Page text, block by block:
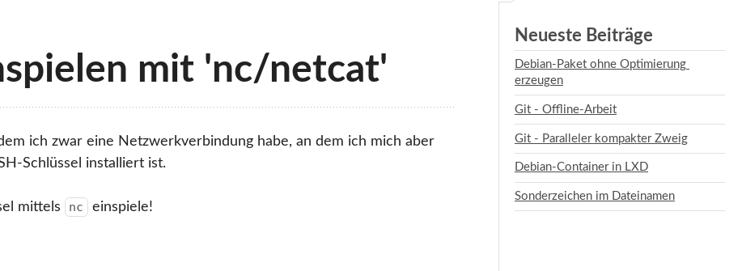
mit 'nc/netcat'
ich zwar eine Netzwerkverbindung habe, an dem ich mich aber
Schlüssel installiert ist.
mittels nc einspiele!
Neueste Beiträge
Debian-Paket ohne Optimierung
erzeugen
Git - Offline-Arbeit
Git - Paralleler kompakter Zweig
Debian-Container in LXD
Sonderzeichen im Dateinamen